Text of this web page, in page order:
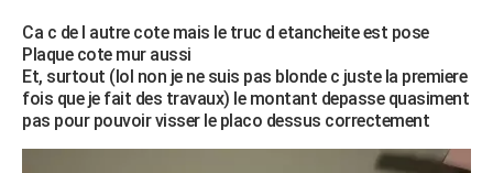
Ca c de l autre cote mais le truc d etancheite est pose
Plaque cote mur aussi
Et, surtout (lol non je ne suis pas blonde c juste la premiere
fois que je fait des travaux) le montant depasse quasiment
pas pour pouvoir visser le placo dessus correctement